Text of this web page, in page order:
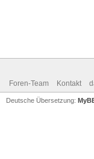
Foren-Team Kontakt
Deutsche Übersetzung: